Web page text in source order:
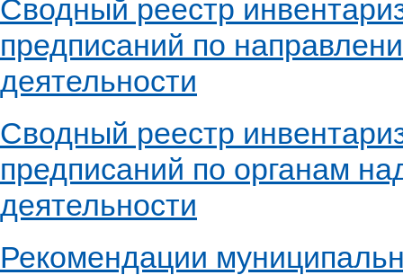
Сводный реестр
предписаний по
деятельности
Сводный реестр
предписаний по органам
деятельности
Рекомендации